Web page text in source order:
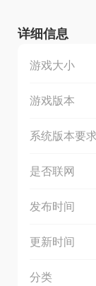
详细信息
游戏大小
游戏版本
系统版本要求
是否联网
发布时间
更新时间
分类